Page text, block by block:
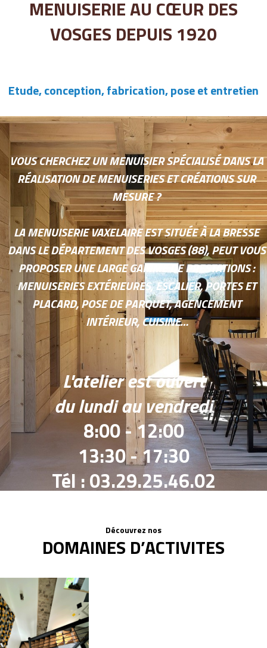
MENUISERIE AU CŒUR DES
VOSGES DEPUIS 1920
Etude, conception, fabrication, pose et entretien
VOUS CHERCHEZ UN MENUISIER SPÉCIALISÉ DANS LA
RÉALISATION DE MENUISERIES ET CRÉATIONS SUR
MESURE ?
LA MENUISERIE VAXELAIRE EST SITUÉE À LA BRESSE
DANS LE DÉPARTEMENT DES VOSGES (88), PEUT VOUS
PROPOSER UNE LARGE GAMME DE PRESTATIONS :
MENUISERIES EXTÉRIEURES, ESCALIER, PORTES ET
PLACARD, POSE DE PARQUET, AGENCEMENT
INTÉRIEUR, CUISINE…
L'atelier est ouvert
du lundi au vendredi
8:00 - 12:00
13:30 - 17:30
Tél : 03.29.25.46.02
Découvrez nos
DOMAINES D’ACTIVITES